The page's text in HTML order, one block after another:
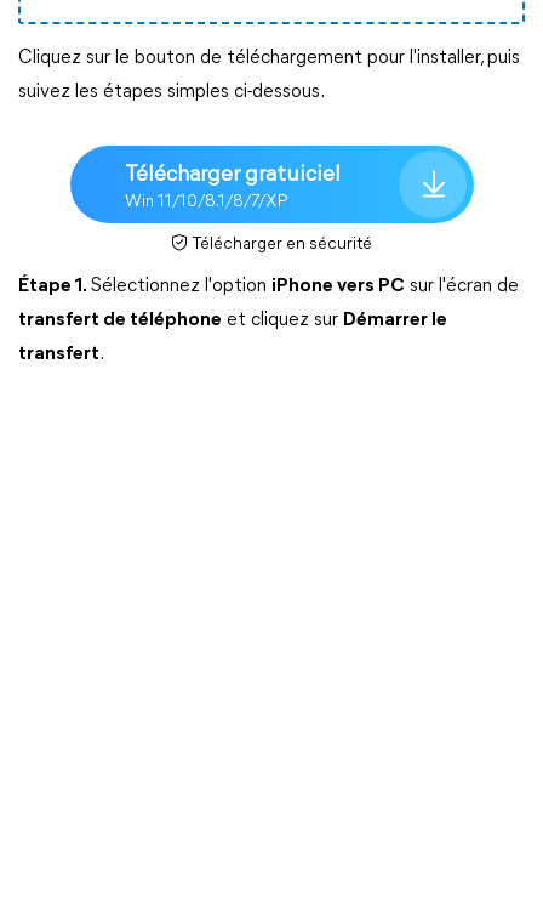
Cliquez sur le bouton de téléchargement pour l'installer, puis
suivez les étapes simples ci-dessous.
Télécharger gratuiciel
Win 11/10/8.1/8/7/XP
Télécharger en sécurité
Étape 1. Sélectionnez l'option iPhone vers PC sur l'écran de
transfert de téléphone et cliquez sur Démarrer le
transfert.